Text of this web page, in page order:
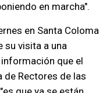
en marcha".
en Santa Coloma
su visita a una
que el
de Rectores de las